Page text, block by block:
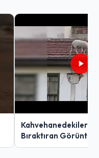
Kahvehanedekiler
Bıraktıran Görüntü!